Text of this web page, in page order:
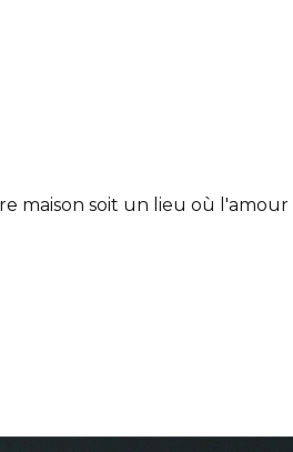
maison soit un lieu où